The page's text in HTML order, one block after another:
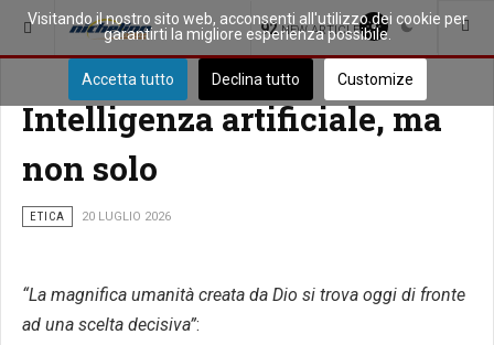
92 NEW ARTICLES
SEI QUI: APPROFONDIMENTI
Intelligenza artificiale, ma
non solo
ETICA 20 LUGLIO 2026
“La magnifica umanità creata da Dio si trova oggi di fronte
ad una scelta decisiva”:
Visitando il nostro sito web, acconsenti all'utilizzo dei cookie per
garantirti la migliore esperienza possibile.
Accetta tutto Declina tutto Customize